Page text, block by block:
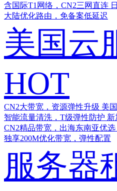
含国际T1网络，CN2三网直连
大陆优化路由，免备案低延迟
美国云
HOT
CN2大带宽，资源弹性升级 美
智能流量清洗，T级弹性防护 新
CN2精品带宽，出海东南亚优选
独享200M优化带宽，弹性配置
服务器